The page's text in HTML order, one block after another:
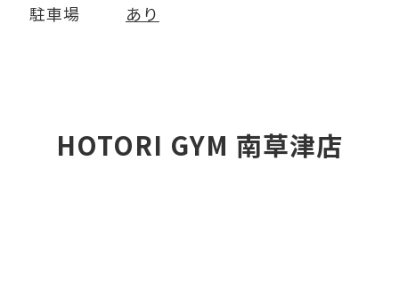
駐車場
あり
HOTORI GYM 南草津店